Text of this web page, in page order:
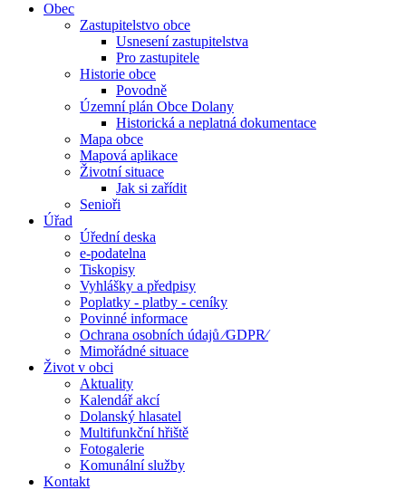
Obec
Zastupitelstvo obce
Usnesení zastupitelstva
Pro zastupitele
Historie obce
Povodně
Územní plán Obce Dolany
Historická a neplatná dokumentace
Mapa obce
Mapová aplikace
Životní situace
Jak si zařídit
Senioři
Úřad
Úřední deska
e-podatelna
Tiskopisy
Vyhlášky a předpisy
Poplatky - platby - ceníky
Povinné informace
Ochrana osobních údajů ⁄GDPR⁄
Mimořádné situace
Život v obci
Aktuality
Kalendář akcí
Dolanský hlasatel
Multifunkční hřiště
Fotogalerie
Komunální služby
Kontakt